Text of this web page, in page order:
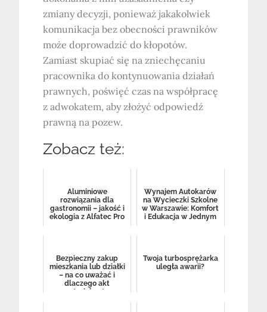
zmiany decyzji, ponieważ jakakolwiek
komunikacja bez obecności prawników
może doprowadzić do kłopotów.
Zamiast skupiać się na zniechęcaniu
pracownika do kontynuowania działań
prawnych, poświęć czas na współpracę
z adwokatem, aby złożyć odpowiedź
prawną na pozew.
Zobacz też:
Aluminiowe
rozwiązania dla
gastronomii – jakość i
ekologia z Alfatec Pro
Wynajem Autokarów
na Wycieczki Szkolne
w Warszawie: Komfort
i Edukacja w Jednym
Bezpieczny zakup
mieszkania lub działki
– na co uważać i
dlaczego akt
notarialny to
Twoja turbosprężarka
uległa awarii?